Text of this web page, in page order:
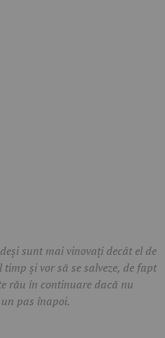
sunt mai vinovați decât el de
și vor să se salveze, de fapt
rău în continuare dacă nu
pas înapoi.